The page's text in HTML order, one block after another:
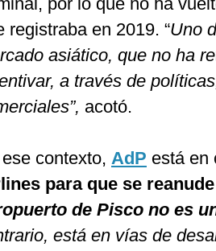
registraba en 2019. “Uno
asiático, que no ha
a través de
acotó.
contexto, AdP está en
para que se
de Pisco no es
está en vías de